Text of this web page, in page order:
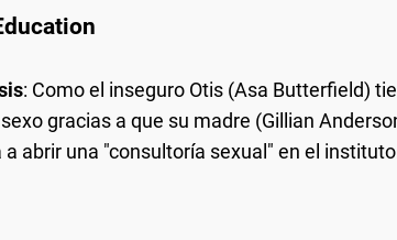
: Como el inseguro Otis (Asa Butterfield)
gracias a que su madre (Gillian
a abrir una "consultoría sexual" en el